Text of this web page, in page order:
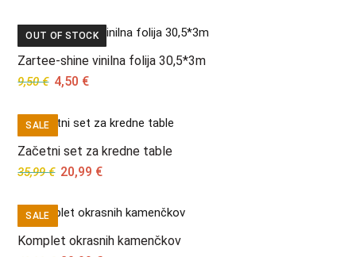
was:
26,99 €.
is:
24,99 €.
OUT OF STOCK
Zartee-shine vinilna folija 30,5*3m
9,50€ Original
was:
9,50 €.
4,50 €Current
is:
SALE
Začetni set za kredne table
35,99€ Original
was:
35,99 €.
20,99 €Current
is:
SALE
Komplet okrasnih kamenčkov